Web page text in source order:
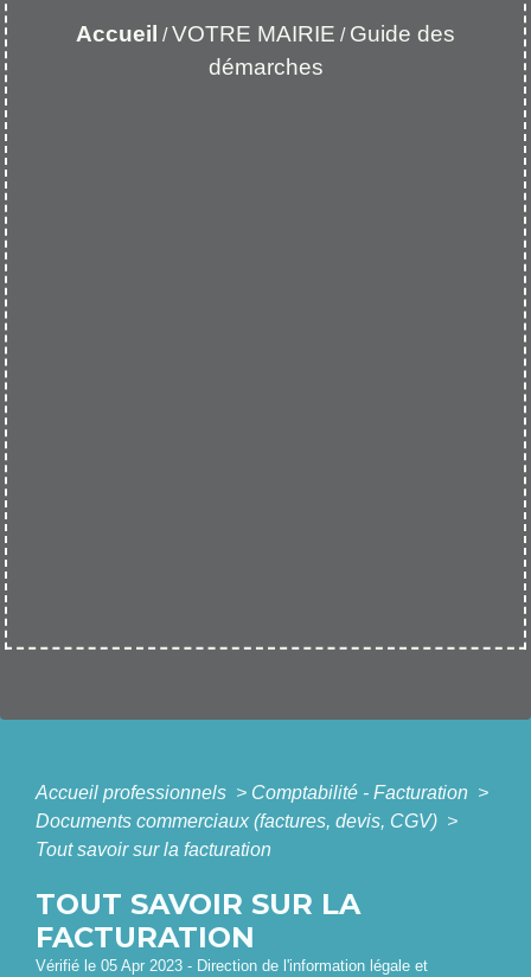
Accueil /VOTRE MAIRIE / Guide des
démarches
Accueil professionnels > Comptabilité - Facturation >
Documents commerciaux (factures, devis, CGV) >
Tout savoir sur la facturation
TOUT SAVOIR SUR LA
FACTURATION
Vérifié le 05 Apr 2023 - Direction de l'information légale et